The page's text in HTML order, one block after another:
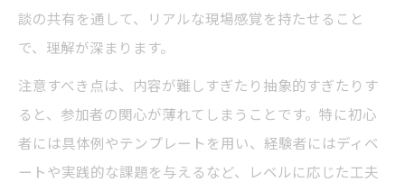
談の共有を通して、リアルな現場感覚を持たせること
で、理解が深まります。
注意すべき点は、内容が難しすぎたり抽象的すぎたりす
ると、参加者の関心が薄れてしまうことです。特に初心
者には具体例やテンプレートを用い、経験者にはディベ
ートや実践的な課題を与えるなど、レベルに応じた工夫